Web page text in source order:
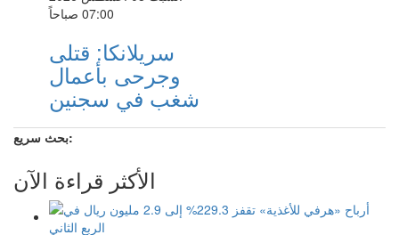
07:00 صباحاً
سريلانكا: قتلى
وجرحى بأعمال
شغب في سجنين
بحث سريع:
الأكثر قراءة الآن